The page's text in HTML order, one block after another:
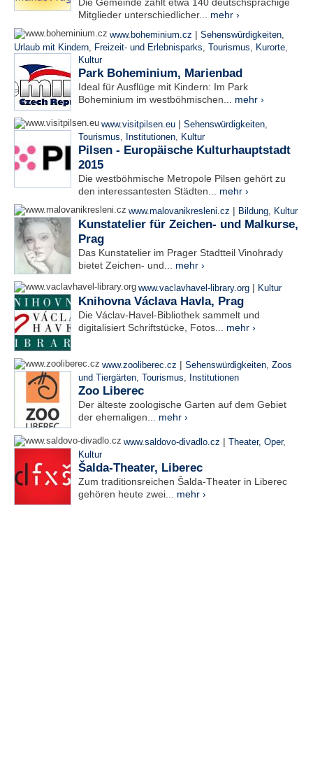
Mitglieder unterschiedlicher... mehr ›
www.boheminium.cz | Sehenswürdigkeiten,
Urlaub mit Kindern, Freizeit- und Erlebnisparks, Tourismus, Kurorte,
Kultur
Park Boheminium, Marienbad
Ideal für Ausflüge mit Kindern: Im Park
Boheminium im westböhmischen... mehr ›
www.visitpilsen.eu | Sehenswürdigkeiten,
Tourismus, Institutionen, Kultur
Pilsen - Europäische Kulturhauptstadt
2015
Die westböhmische Metropole Pilsen gehört zu
den interessantesten Städten... mehr ›
www.malovanikresleni.cz | Bildung, Kultur
Kunstatelier für Zeichen- und Malkurse,
Prag
Das Kunstatelier im Prager Stadtteil Vinohrady
bietet Zeichen- und... mehr ›
www.vaclavhavel-library.org | Kultur
Knihovna Václava Havla, Prag
Die Václav-Havel-Bibliothek sammelt und
digitalisiert Schriftstücke, Fotos... mehr ›
www.zooliberec.cz | Sehenswürdigkeiten, Zoos
und Tiergärten, Tourismus, Institutionen
Zoo Liberec
Der älteste zoologische Garten auf dem Gebiet
der ehemaligen... mehr ›
www.saldovo-divadlo.cz | Theater, Oper,
Kultur
Šalda-Theater, Liberec
Zum traditionsreichen Šalda-Theater in Liberec
gehören heute zwei... mehr ›